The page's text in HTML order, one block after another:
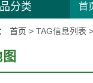
分类 首
首页 > TAG信息列表